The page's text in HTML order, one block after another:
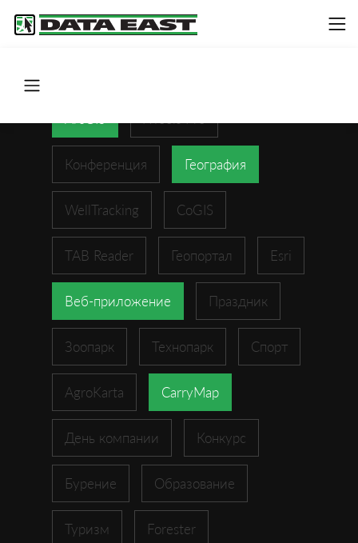
Конференция География
WellTracking CoGIS
TAB Reader Геопортал Esri
Веб-приложение Праздник
Зоопарк Технопарк Спорт
AgroKarta CarryMap
День компании Конкурс
Бурение Образование
Туризм Forester